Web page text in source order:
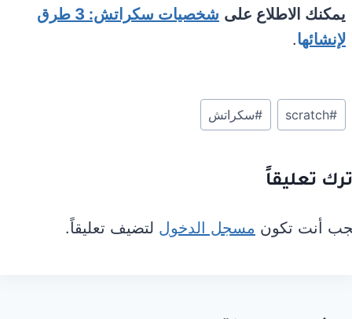
يمكنك الاطلاع على
شخصيات سكراتش: 3 طرق
لإنشائها.
وسوم
المقال:
#
scratch
#سكراتش
تعليقاً
أنت تكون مسجل الدخول لتضيف تعليقاً.